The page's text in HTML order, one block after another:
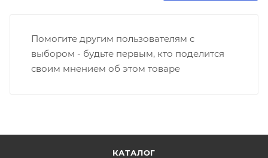
Помогите другим пользователям с
выбором - будьте первым, кто поделится
своим мнением об этом товаре
КАТАЛОГ